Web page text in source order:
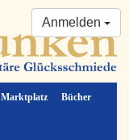
Marktplatz Bücher
Anmelden